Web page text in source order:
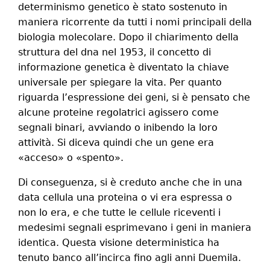
determinismo genetico è stato sostenuto in
maniera ricorrente da tutti i nomi principali della
biologia molecolare. Dopo il chiarimento della
struttura del dna nel 1953, il concetto di
informazione genetica è diventato la chiave
universale per spiegare la vita. Per quanto
riguarda l’espressione dei geni, si è pensato che
alcune proteine regolatrici agissero come
segnali binari, avviando o inibendo la loro
attività. Si diceva quindi che un gene era
«acceso» o «spento».
Di conseguenza, si è creduto anche che in una
data cellula una proteina o vi era espressa o
non lo era, e che tutte le cellule riceventi i
medesimi segnali esprimevano i geni in maniera
identica. Questa visione deterministica ha
tenuto banco all’incirca fino agli anni Duemila.